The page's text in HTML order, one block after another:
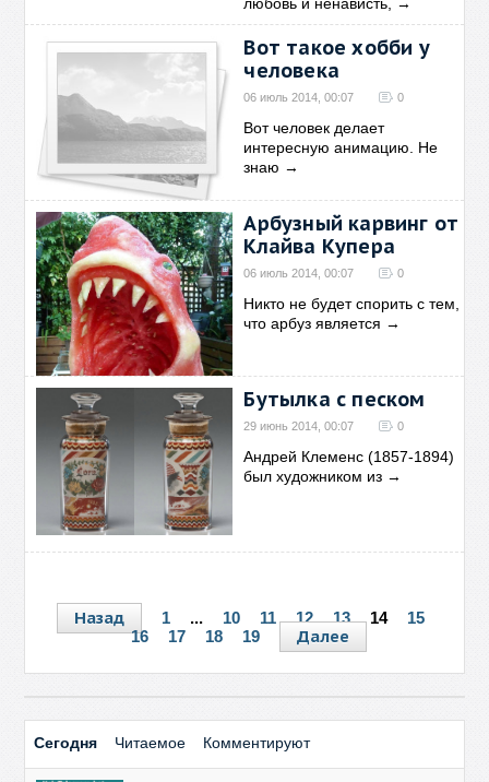
Вот такое хобби у
человека
06 июль 2014, 00:07 0
Вот человек делает
интересную анимацию. Не
знаю →
Арбузный карвинг от
Клайва Купера
06 июль 2014, 00:07 0
Никто не будет спорить с тем,
что арбуз является →
Бутылка с песком
29 июнь 2014, 00:07 0
Андрей Клеменс (1857-1894)
был художником из →
Назад 1 ... 10 11 12 13 14
15
16
17 18 19 Далее
Сегодня Читаемое Комментируют